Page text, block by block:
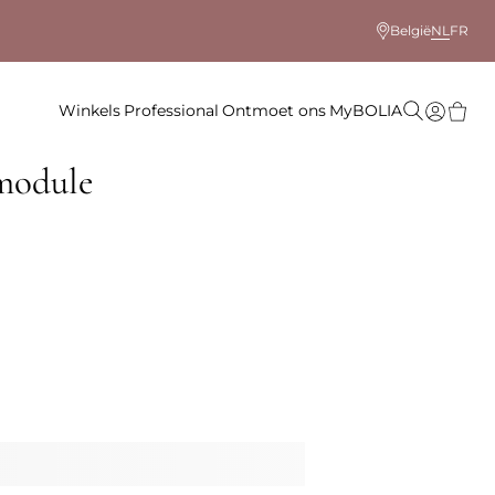
BelgiëNLFR
Winkels Professional Ontmoet ons MyBOLIA